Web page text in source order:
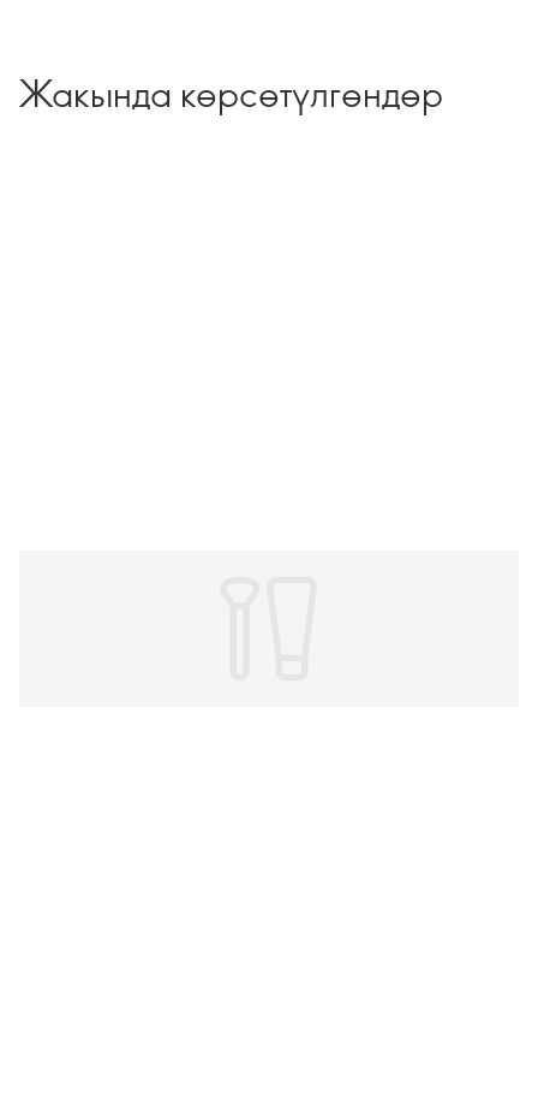
Жакында көрсөтүлгөндөр